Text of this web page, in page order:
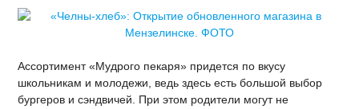
Ассортимент «Мудрого пекаря» придется по вкусу
школьникам и молодежи, ведь здесь есть большой выбор
бургеров и сэндвичей. При этом родители могут не